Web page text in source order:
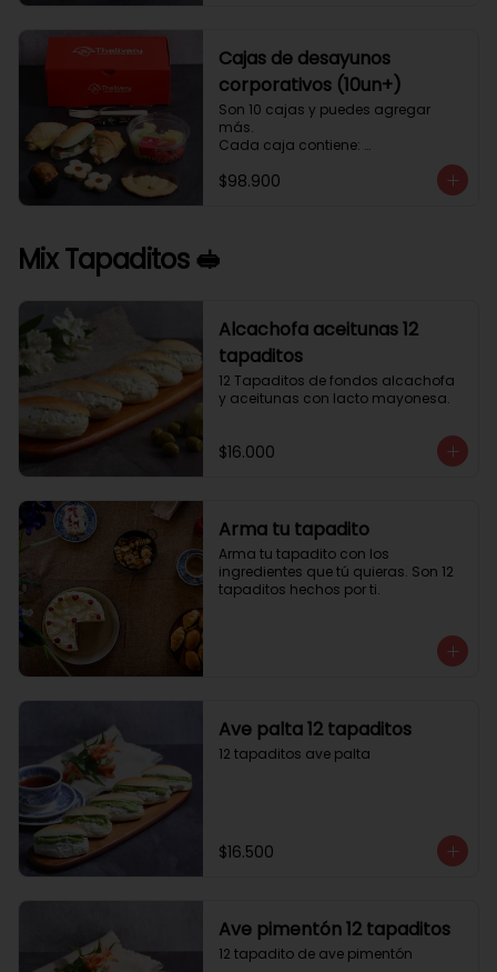
Cajas de desayunos
corporativos (10un+)
Son 10 cajas y puedes agregar
más.
Cada caja contiene:
2 mini croissant jamón queso.
1 mini muffin.
Estos desayunos no los vendemos
por unidad, desde 10 cajas.
$98.900
Mix Tapaditos 🥪
Alcachofa aceitunas 12
tapaditos
12 Tapaditos de fondos alcachofa
y aceitunas con lacto mayonesa.
$16.000
Arma tu tapadito
Arma tu tapadito con los
ingredientes que tú quieras. Son 12
tapaditos hechos por ti.
Ave palta 12 tapaditos
12 tapaditos ave palta
$16.500
Ave pimentón 12 tapaditos
12 tapadito de ave pimentón